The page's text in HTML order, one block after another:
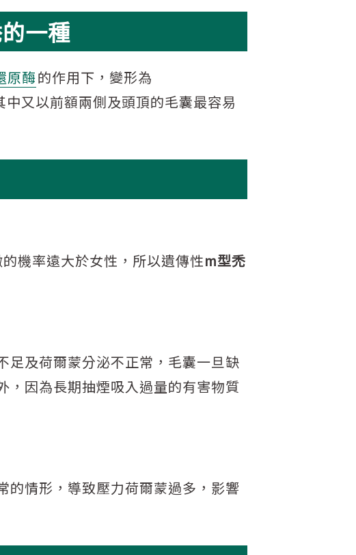
一種
原酶的作用下，變形為
又以前額兩側及頭頂的毛囊最容易
機率遠大於女性，所以遺傳性m型禿
足及荷爾蒙分泌不正常，毛囊一旦缺
，因為長期抽煙吸入過量的有害物質
的情形，導致壓力荷爾蒙過多，影響